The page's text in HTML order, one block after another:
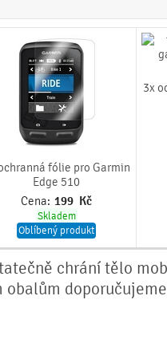
fólie pro Garmin
Edge 510
Cena: 199 Kč
Skladem
Oblíbený produkt
3x
chrání tělo
obalům